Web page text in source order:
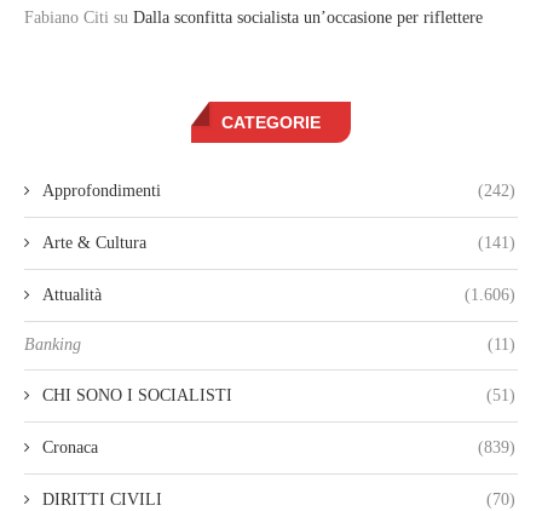
Fabiano Citi su Dalla sconfitta socialista un’occasione per riflettere
CATEGORIE
Approfondimenti (242)
Arte & Cultura (141)
Attualità (1.606)
Banking (11)
CHI SONO I SOCIALISTI (51)
Cronaca (839)
DIRITTI CIVILI (70)